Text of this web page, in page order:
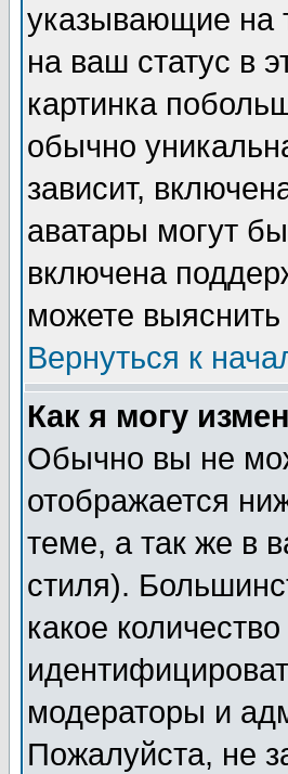
указывающие на
на ваш статус в
картинка
обычно
зависит,
аватары могут
включена
можете
Вернуться к
Как я могу
Обычно вы не
отображается
теме, а так же в
стиля).
какое
модераторы и
Пожалуйста, не